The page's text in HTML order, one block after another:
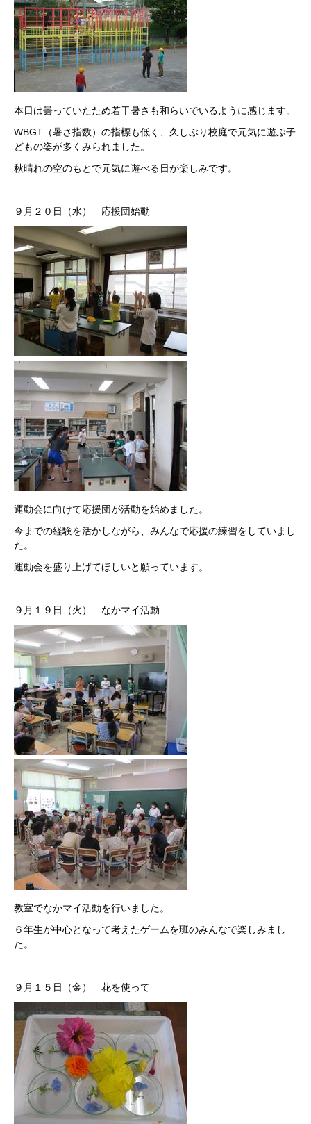
本日は曇っていたため若干暑さも和らいでいるように感じます。
WBGT（暑さ指数）の指標も低く、久しぶり校庭で元気に遊ぶ子
どもの姿が多くみられました。
秋晴れの空のもとで元気に遊べる日が楽しみです。
９月２０日（水） 応援団始動
運動会に向けて応援団が活動を始めました。
今までの経験を活かしながら、みんなで応援の練習をしていまし
た。
運動会を盛り上げてほしいと願っています。
９月１９日（火） なかマイ活動
教室でなかマイ活動を行いました。
６年生が中心となって考えたゲームを班のみんなで楽しみまし
た。
９月１５日（金） 花を使って